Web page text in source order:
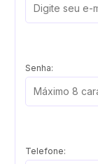
Senha:
Telefone: